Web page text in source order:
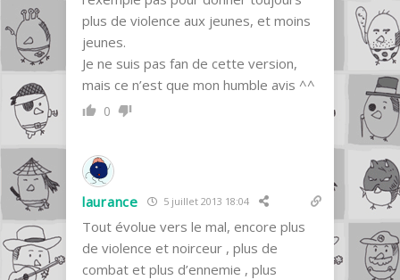
plus de violence aux jeunes, et moins
jeunes.
Je ne suis pas fan de cette version,
mais ce n’est que mon humble avis ^^
0
laurance 5 juillet 2013 18:04
Tout évolue vers le mal, encore plus
de violence et noirceur , plus de
combat et plus d’ennemie , plus